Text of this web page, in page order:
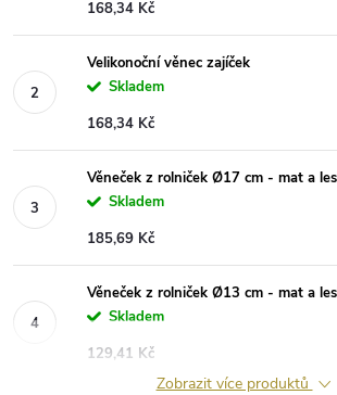
168,34 Kč
Velikonoční věnec zajíček
Skladem
168,34 Kč
Věneček z rolniček Ø17 cm - mat a
Skladem
185,69 Kč
Věneček z rolniček Ø13 cm - mat a
Skladem
129,41 Kč
Zobrazit více produktů